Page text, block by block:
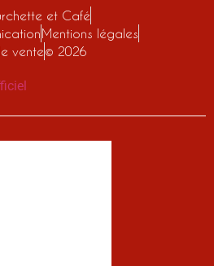
et Café
Mentions légales
vente© 2026